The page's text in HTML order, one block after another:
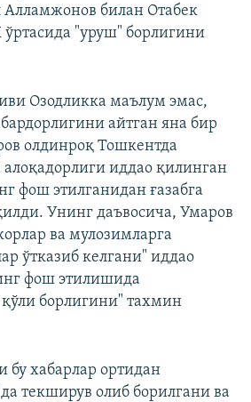
Алламжонов билан Отабек
"уруш" борлигини
Озодликка маълум эмас,
айтган яна бир
олдинроқ Тошкентда
алоқадорлиги иддао қилинган
фош этилганидан ғазабга
Унинг даъвосича, Умаров
ва мулозимларга
ўтказиб келгани" иддао
фош этилишида
борлигини" тахмин
бу хабарлар ортидан
текширув олиб борилгани ва